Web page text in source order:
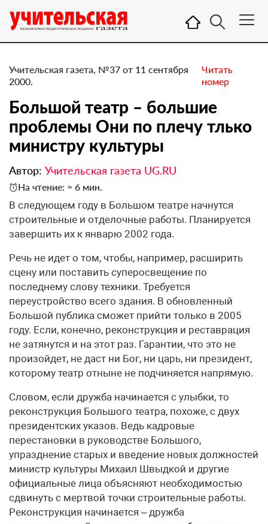
Учительская газета, №37 от 11 сентября
2000.
Читать
номер
Большой театр – большие
проблемы Они по плечу тлько
министру культуры
Автор: Учительская газета UG.RU
На чтение: ≈ 6 мин.
В следующем году в Большом театре начнутся
строительные и отделочные работы. Планируется
завершить их к январю 2002 года.
Речь не идет о том, чтобы, например, расширить
сцену или поставить суперосвещение по
последнему слову техники. Требуется
переустройство всего здания. В обновленный
Большой публика сможет прийти только в 2005
году. Если, конечно, реконструкция и реставрация
не затянутся и на этот раз. Гарантии, что это не
произойдет, не даст ни Бог, ни царь, ни президент,
которому театр отныне не подчиняется напрямую.
Словом, если дружба начинается с улыбки, то
реконструкция Большого театра, похоже, с двух
президентских указов. Ведь кадровые
перестановки в руководстве Большого,
упразднение старых и введение новых должностей
министр культуры Михаил Швыдкой и другие
официальные лица объясняют необходимостью
сдвинуть с мертвой точки строительные работы.
Реконструкция начинается – дружба